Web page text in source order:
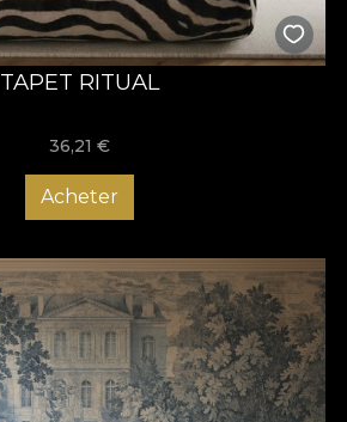
TAPET RITUAL
36,21 €
Acheter